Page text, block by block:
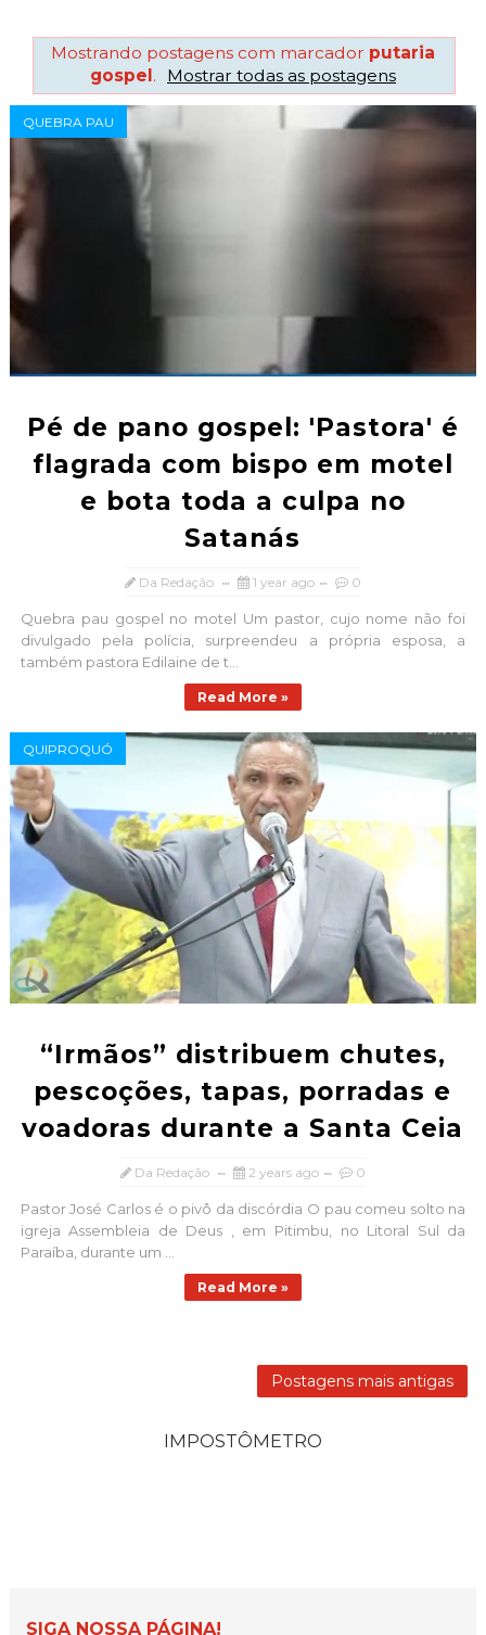
Mostrando postagens com marcador putaria
gospel . Mostrar todas as postagens
QUEBRA PAU
Pé de pano gospel: 'Pastora' é
flagrada com bispo em motel
e bota toda a culpa no
Satanás
Da Redação 1 year ago 0
Quebra pau gospel no motel Um pastor, cujo nome não foi
divulgado pela polícia, surpreendeu a própria esposa, a
também pastora Edilaine de t...
Read More »
QUIPROQUÓ
“Irmãos” distribuem chutes,
pescoções, tapas, porradas e
voadoras durante a Santa Ceia
Da Redação 2 years ago 0
Pastor José Carlos é o pivô da discórdia O pau comeu solto na
igreja Assembleia de Deus , em Pitimbu, no Litoral Sul da
Paraíba, durante um ...
Read More »
Postagens mais antigas
IMPOSTÔMETRO
SIGA NOSSA PÁGINA!